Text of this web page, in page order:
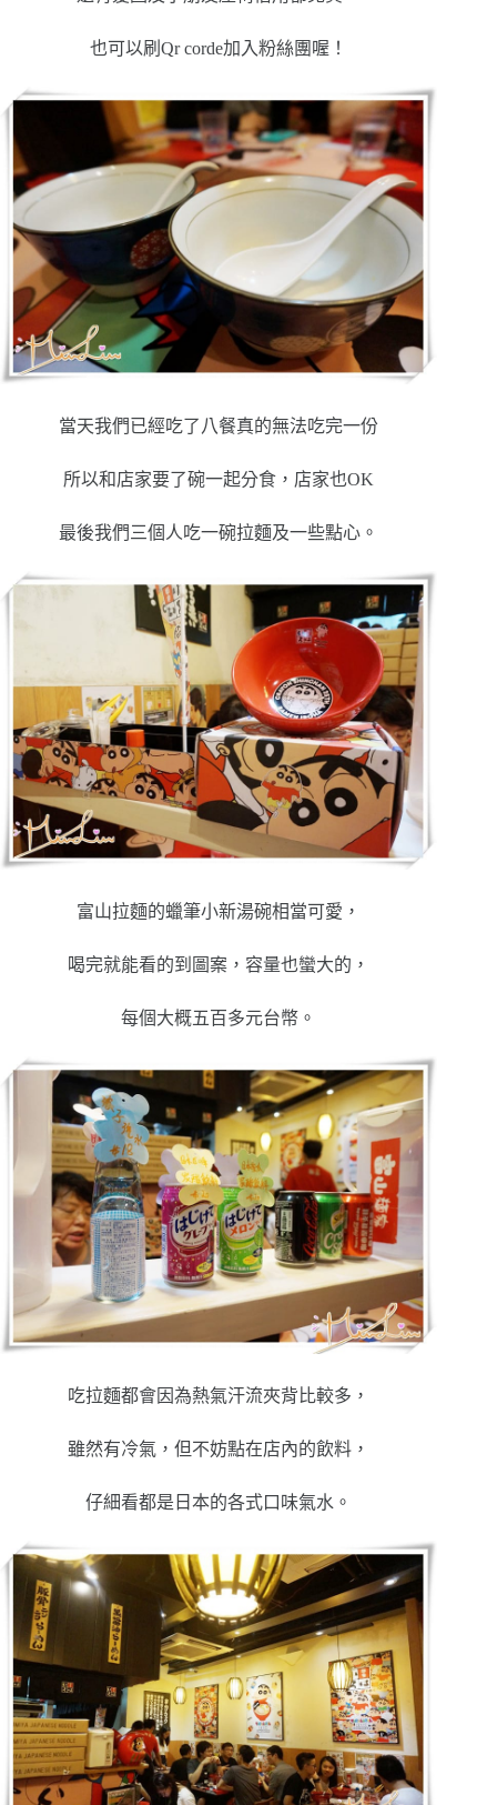
也可以刷Qr corde加入粉絲團喔！
當天我們已經吃了八餐真的無法吃完一份
所以和店家要了碗一起分食，店家也OK
最後我們三個人吃一碗拉麵及一些點心。
富山拉麵的蠟筆小新湯碗相當可愛，
喝完就能看的到圖案，容量也蠻大的，
每個大概五百多元台幣。
吃拉麵都會因為熱氣汗流夾背比較多，
雖然有冷氣，但不妨點在店內的飲料，
仔細看都是日本的各式口味氣水。